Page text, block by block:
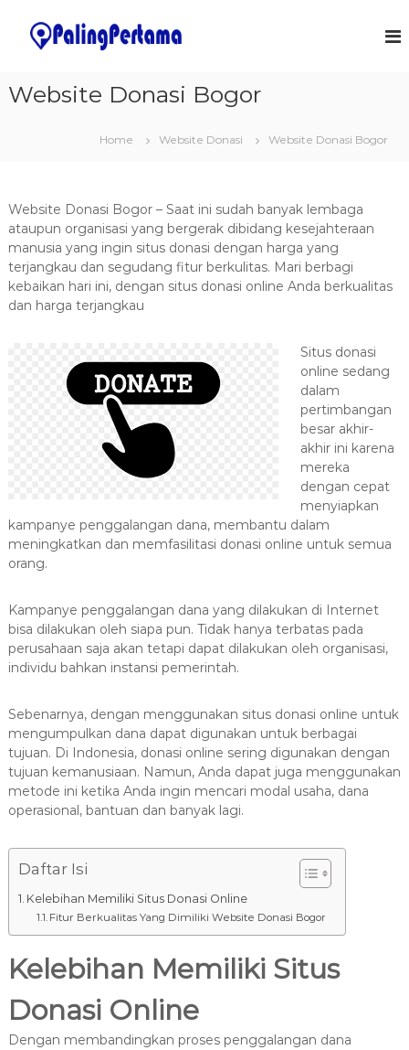
a
e
u
a
t
a
n
i
r
k
H
u
0
8
1
2
-
8
-
4
w
e
S
o
u
t
i
Website Donasi Bogor
Home Website Donasi Website Donasi Bogor
Website Donasi Bogor – Saat ini sudah banyak lembaga
ataupun organisasi yang bergerak dibidang kesejahteraan
manusia yang ingin situs donasi dengan harga yang
terjangkau dan segudang fitur berkulitas. Mari berbagi
kebaikan hari ini, dengan situs donasi online Anda berkualitas
dan harga terjangkau
Situs donasi
online sedang
dalam
pertimbangan
besar akhir-
akhir ini karena
mereka
dengan cepat
menyiapkan
kampanye penggalangan dana, membantu dalam
meningkatkan dan memfasilitasi donasi online untuk semua
orang.
Kampanye penggalangan dana yang dilakukan di Internet
bisa dilakukan oleh siapa pun. Tidak hanya terbatas pada
perusahaan saja akan tetapi dapat dilakukan oleh organisasi,
individu bahkan instansi pemerintah.
Sebenarnya, dengan menggunakan situs donasi online untuk
mengumpulkan dana dapat digunakan untuk berbagai
tujuan. Di Indonesia, donasi online sering digunakan dengan
tujuan kemanusiaan. Namun, Anda dapat juga menggunakan
metode ini ketika Anda ingin mencari modal usaha, dana
operasional, bantuan dan banyak lagi.
Daftar Isi
Kelebihan Memiliki Situs Donasi Online
Fitur Berkualitas Yang Dimiliki Website Donasi Bogor
Kelebihan Memiliki Situs
Donasi Online
Dengan membandingkan proses penggalangan dana